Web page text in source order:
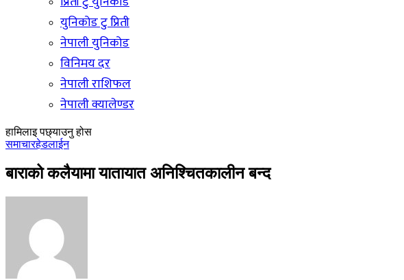
युनिकोड टु प्रिती
नेपाली युनिकोड
विनिमय दर
नेपाली राशिफल
नेपाली क्यालेण्डर
हामिलाइ पछ्याउनु होस
समाचारहेडलाईन
बाराको कलैयामा यातायात अनिश्चितकालीन बन्द